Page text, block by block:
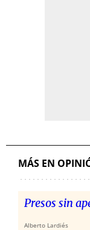
MÁS EN
Presos sin
Alberto Lardiés